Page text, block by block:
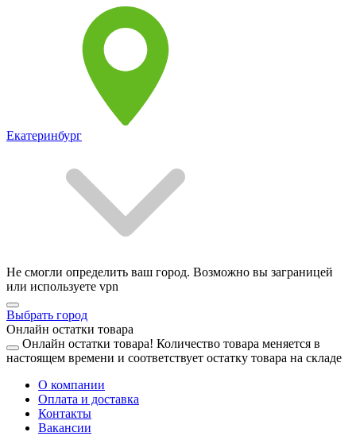
Екатеринбург
Не смогли определить ваш город. Возможно вы заграницей
или используете vpn
Выбрать город
Онлайн остатки товара
Онлайн остатки товара! Количество товара меняется в
настоящем времени и соответствует остатку товара на складе
О компании
Оплата и доставка
Контакты
Вакансии